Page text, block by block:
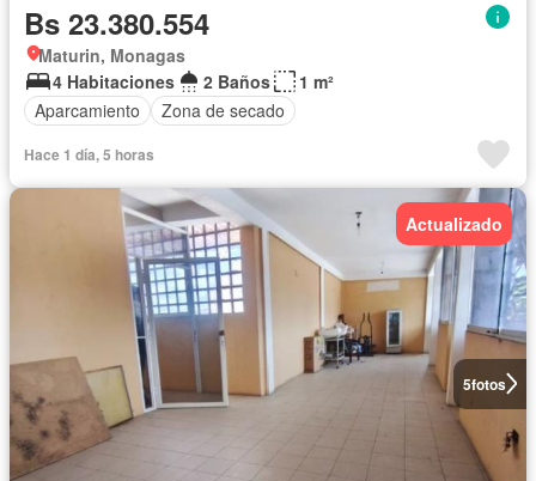
Bs 23.380.554
Maturin, Monagas
4 Habitaciones
2 Baños
1 m²
Aparcamiento
Zona de secado
Hace 1 día, 5 horas
5fotos
Actualizado